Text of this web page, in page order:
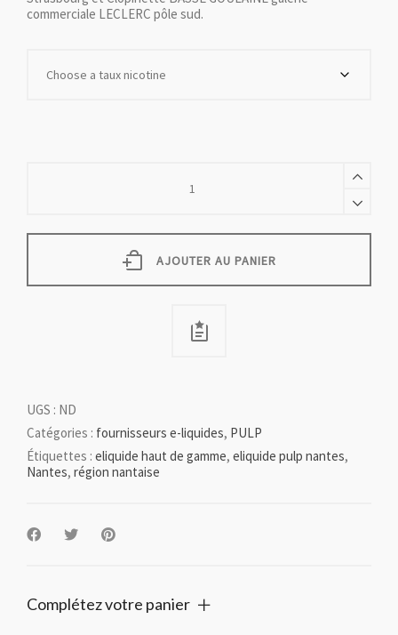
commerciale LECLERC pôle sud.
AJOUTER AU PANIER
UGS : ND
Catégories : fournisseurs e-liquides, PULP
Étiquettes : eliquide haut de gamme, eliquide pulp nantes,
Nantes, région nantaise
Complétez votre panier